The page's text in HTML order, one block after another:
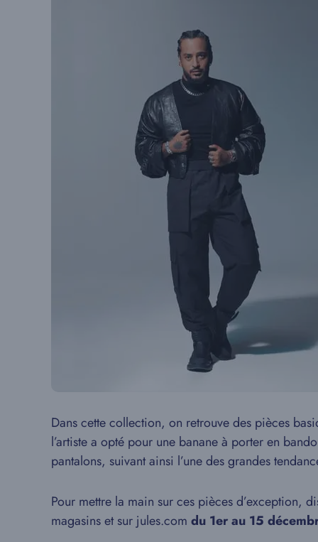
Dans cette collection, on retrouve des pièces
l’artiste a opté pour une banane à porter en
pantalons, suivant ainsi l’une des grandes
Pour mettre la main sur ces pièces d’exception,
magasins et sur jules.com du 1er au 15